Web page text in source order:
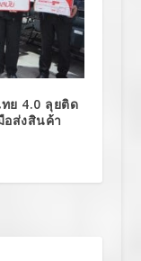
ย 4.0 ลุยติด
อส่งสินค้า